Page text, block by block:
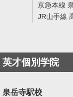
京急本線
JR山手線
英才個別学院
泉岳寺駅校